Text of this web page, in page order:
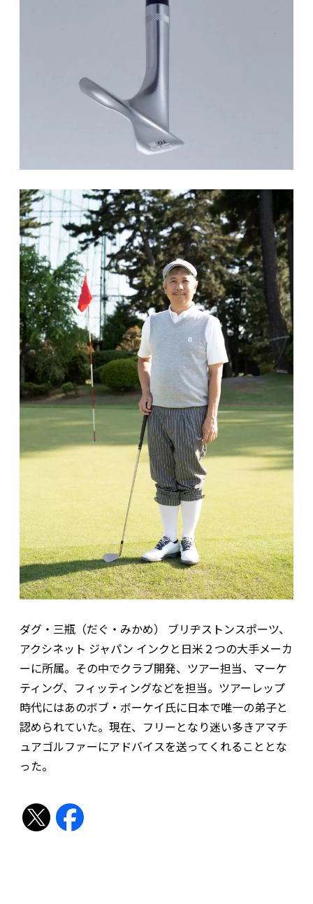
ダグ・三瓶（だぐ・みかめ） ブリヂストンスポーツ、
アクシネット ジャパン インクと日米２つの大手メーカ
ーに所属。その中でクラブ開発、ツアー担当、マーケ
ティング、フィッティングなどを担当。ツアーレップ
時代にはあのボブ・ボーケイ氏に日本で唯一の弟子と
認められていた。現在、フリーとなり迷い多きアマチ
ュアゴルファーにアドバイスを送ってくれることとな
った。